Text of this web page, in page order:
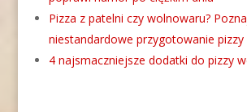
Pizza z patelni czy wolnowaru?
niestandardowe przygotowanie pizzy
4 najsmaczniejsze dodatki do pizzy